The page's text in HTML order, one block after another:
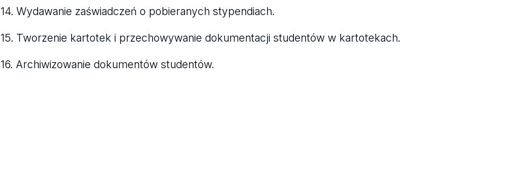
14. Wydawanie zaświadczeń o pobieranych stypendiach.
15. Tworzenie kartotek i przechowywanie dokumentacji studentów w kartotekach.
16. Archiwizowanie dokumentów studentów.